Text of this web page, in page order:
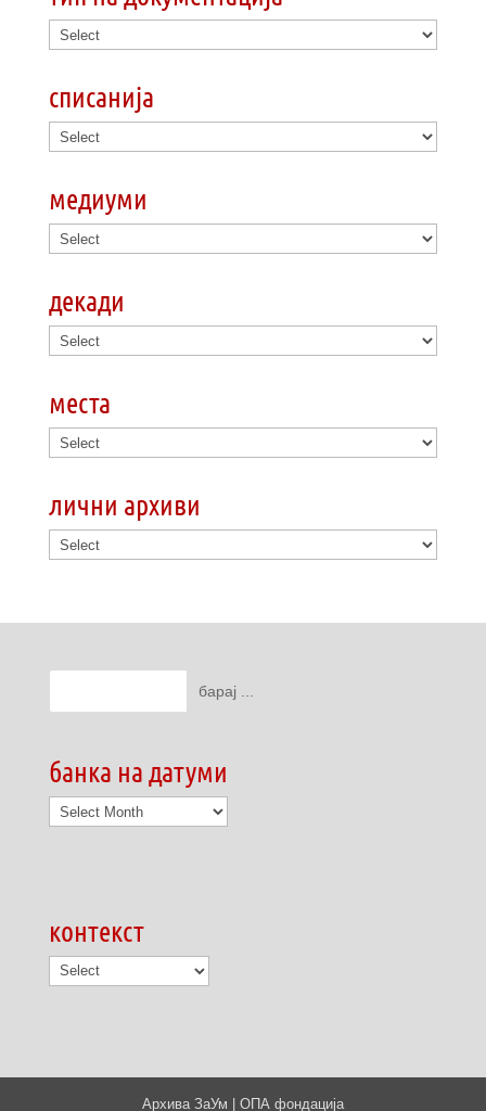
списанија
медиуми
декади
места
лични архиви
банка на датуми
банка
на
контекст
Архива ЗаУм | ОПА фондација